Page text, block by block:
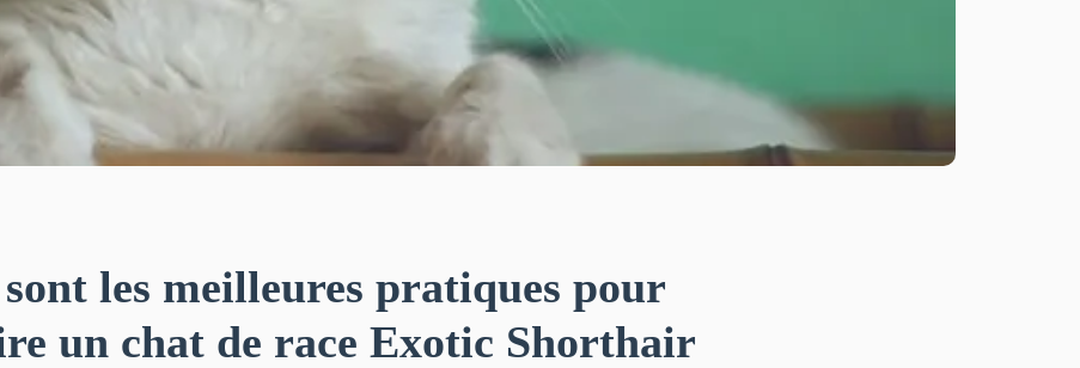
les meilleures pratiques pour
un chat de race Exotic Shorthair